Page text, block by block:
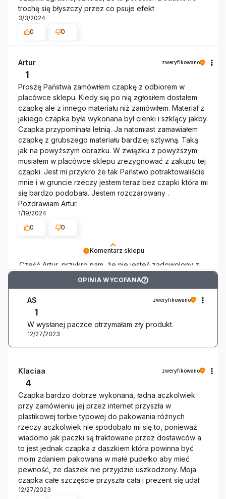
trochę się błyszczy przez co psuje efekt
3/3/2024
0
0
Komentarz sklepu
Cześć Artur, przykro nam, że nie jesteś zadowolony z
zakupów. Zdjęcie produktu czasami może nie w pełni
oddawać jego rzeczywiste cechy, choć staramy się,
aby przedstawić produkt najlepiej jak to możliwe. Mamy
nadzieję, że podczas kolejnych zakupów znajdziesz
już coś, co będzie w 100% spełniało Twoje
oczekiwania. Pozdrawiamy!
Artur zweryfikowano
1
Proszę Państwa zamówiłem czapkę z odbiorem w
placówce sklepu. Kiedy się po nią zgłosiłem dostałem
czapkę ale z innego materiału niż zamówiłem. Materiał z
jakiego czapka była wykonana był cienki i szklący jakby.
Czapka przypominała letnią. Ja natomiast zamawiałem
czapkę z grubszego materiału bardziej sztywną. Taką
jak na powyższym obrazku. W związku z powyższym
musiałem w placówce sklepu zrezygnować z zakupu tej
czapki. Jest mi przykro że tak Państwo potraktowaliście
mnie i w gruncie rzeczy jestem teraz bez czapki która mi
się bardzo podobała. Jestem rozczarowany .
Pozdrawiam Artur.
1/19/2024
0
0
OPINIA WYCOFANA ?
AS zweryfikowano
1
W wysłanej paczce otrzymałam zły produkt.
12/27/2023
Klaciaa zweryfikowano
4
Czapka bardzo dobrze wykonana, ładna aczkolwiek
przy zamówieniu jej przez internet przyszła w
plastikowej torbie typowej do pakowania różnych
rzeczy aczkolwiek nie spodobało mi się to, ponieważ
wiadomo jak paczki są traktowane przez dostawców a
to jest jednak czapka z daszkiem która powinna być
moim zdaniem pakowana w małe pudełko aby mieć
pewność, ze daszek nie przyjdzie uszkodzony. Moja
czapka całe szczęście przyszła cała i prezent się udał.
12/27/2023